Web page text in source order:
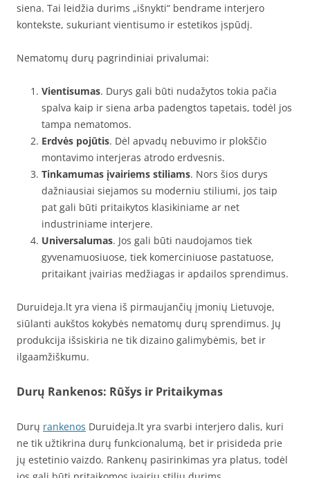
siena. Tai leidžia durims „išnykti“ bendrame interjero
kontekste, sukuriant vientisumo ir estetikos įspūdį.
Nematomų durų pagrindiniai privalumai:
Vientisumas. Durys gali būti nudažytos tokia pačia
spalva kaip ir siena arba padengtos tapetais, todėl jos
tampa nematomos.
Erdvės pojūtis. Dėl apvadų nebuvimo ir plokščio
montavimo interjeras atrodo erdvesnis.
Tinkamumas įvairiems stiliams. Nors šios durys
dažniausiai siejamos su moderniu stiliumi, jos taip
pat gali būti pritaikytos klasikiniame ar net
industriniame interjere.
Universalumas. Jos gali būti naudojamos tiek
gyvenamuosiuose, tiek komerciniuose pastatuose,
pritaikant įvairias medžiagas ir apdailos sprendimus.
Duruideja.lt yra viena iš pirmaujančių įmonių Lietuvoje,
siūlanti aukštos kokybės nematomų durų sprendimus. Jų
produkcija išsiskiria ne tik dizaino galimybėmis, bet ir
ilgaamžiškumu.
Durų Rankenos: Rūšys ir Pritaikymas
Durų rankenos Duruideja.lt yra svarbi interjero dalis, kuri
ne tik užtikrina durų funkcionalumą, bet ir prisideda prie
jų estetinio vaizdo. Rankenų pasirinkimas yra platus, todėl